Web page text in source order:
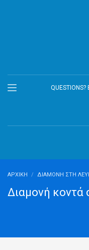
QUESTIONS?
ΑΡΧΙΚΉ ΔΙΑΜΟΝΉ ΣΤΗ
Διαμονή κοντά